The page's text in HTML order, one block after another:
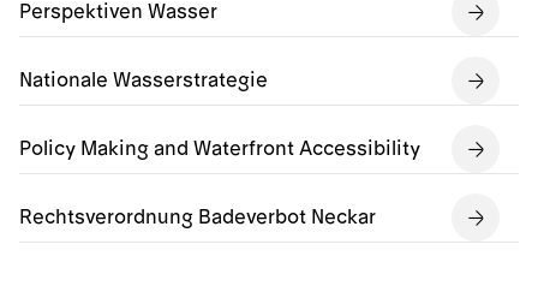
Perspektiven Wasser
Nationale Wasserstrategie
Policy Making and Waterfront Accessibility
Rechtsverordnung Badeverbot Neckar